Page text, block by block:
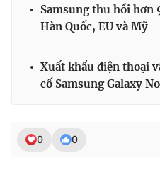
VTV4
VTV9
Samsung thu hồi hơn
Hàn Quốc, EU và Mỹ
Xuất khẩu điện thoại
cố Samsung Galaxy
0 0